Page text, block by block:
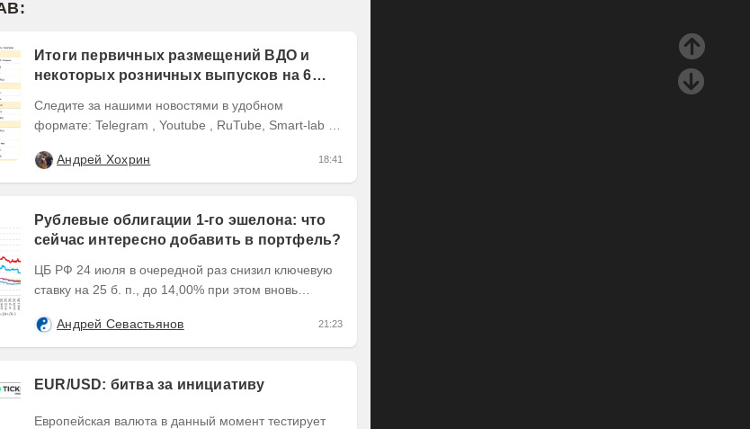
Итоги первичных размещений ВДО и
некоторых розничных выпусков на 6
Следите за нашими новостями в удобном
формате: Telegram , Youtube , RuTube, Smart-lab ,
Андрей Хохрин
18:41
Рублевые облигации 1-го эшелона: что
сейчас интересно добавить в портфель?
ЦБ РФ 24 июля в очередной раз снизил ключевую
ставку на 25 б. п., до 14,00% при этом вновь
его...Андрей Севастьянов 21:23
EUR/USD: битва за инициативу
Европейская валюта в данный момент тестирует